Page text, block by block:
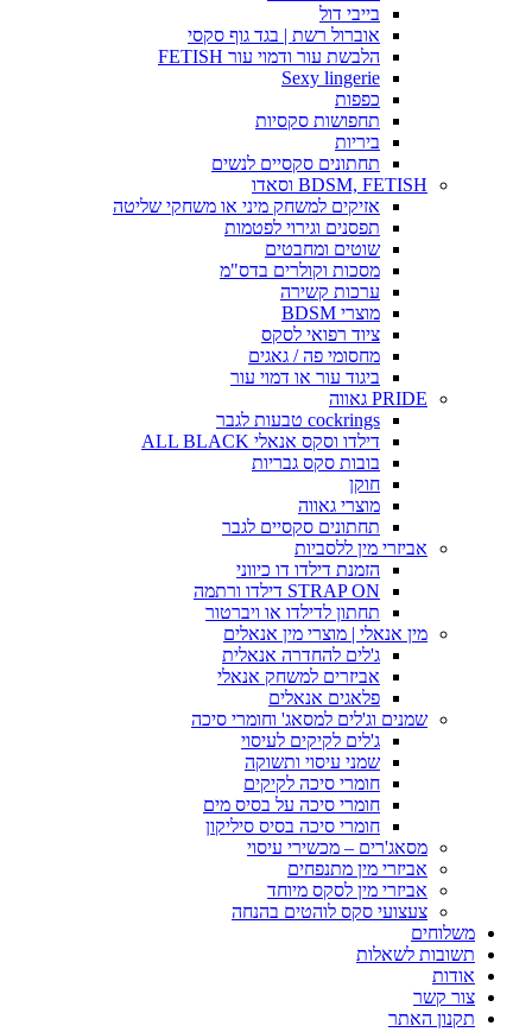
בייבי דול
אוברול רשת | בגד גוף סקסי
הלבשת עור ודמוי עור FETISH
Sexy lingerie
כפפות
תחפושות סקסיות
ביריות
תחתונים סקסיים לנשים
BDSM, FETISH וסאדו
אזיקים למשחק מיני או משחקי שליטה
תפסנים וגירוי לפטמות
שוטים ומחבטים
מסכות וקולרים בדס"מ
ערכות קשירה
מוצרי BDSM
ציוד רפואי לסקס
מחסומי פה / גאגים
ביגוד עור או דמוי עור
PRIDE גאווה
cockrings טבעות לגבר
דילדו וסקס אנאלי ALL BLACK
בובות סקס גבריות
חוקן
מוצרי גאווה
תחתונים סקסיים לגבר
אביזרי מין ללסביות
הזמנת דילדו דו כיווני
STRAP ON דילדו ורתמה
תחתון לדילדו או ויברטור
מין אנאלי | מוצרי מין אנאלים
ג'לים להחדרה אנאלית
אביזרים למשחק אנאלי
פלאגים אנאלים
שמנים וג'לים למסאג' וחומרי סיכה
ג'לים לקיקים לעיסוי
שמני עיסוי ותשוקה
חומרי סיכה לקיקים
חומרי סיכה על בסיס מים
חומרי סיכה בסיס סיליקון
מסאג'רים – מכשירי עיסוי
אביזרי מין מתנפחים
אביזרי מין לסקס מיוחד
צעצועי סקס לוהטים בהנחה
משלוחים
תשובות לשאלות
אודות
צור קשר
תקנון האתר